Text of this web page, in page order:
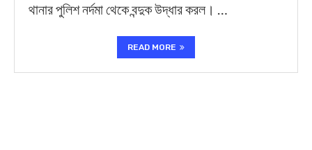
থানার পুলিশ নর্দমা থেকে বন্দুক উদ্ধার করল। …
READ MORE